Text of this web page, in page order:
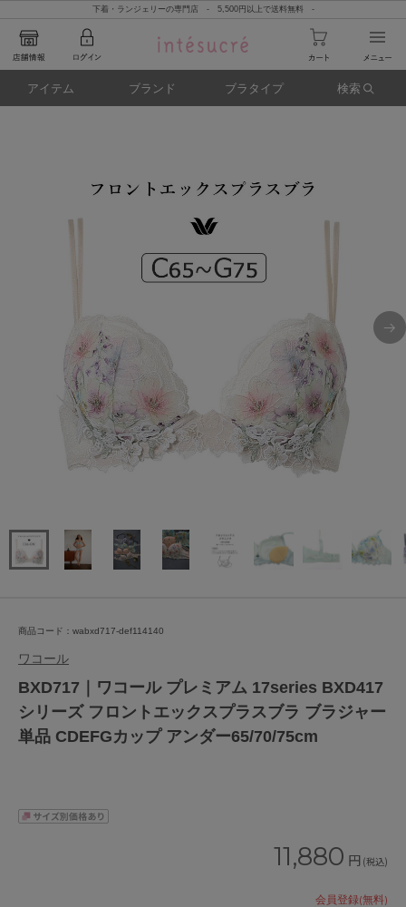
下着・ランジェリーの専門店 - 5,500円以上で送料無料 -
アイテム ブランド ブラタイプ 検索
商品コード：wabxd717-def114140
ワコール
BXD717｜ワコール プレミアム 17series BXD417
シリーズ フロントエックスプラスブラ ブラジャー
単品 CDEFGカップ アンダー65/70/75cm
11,880 円 (税込)
会員登録(無料)